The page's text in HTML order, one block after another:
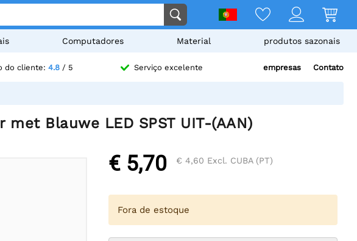
Computadores Material produtos sazonais
do cliente: 4.8/ 5 Serviço excelente empresas Contato
met Blauwe LED SPST UIT-(AAN)
€ 5,70 € 4,60 Excl. CUBA (PT)
Fora de estoque